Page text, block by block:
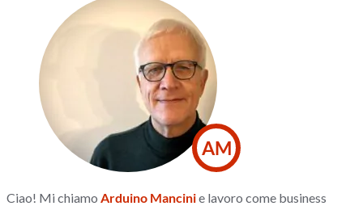
AM
Ciao! Mi chiamo Arduino Mancinie lavoro come business